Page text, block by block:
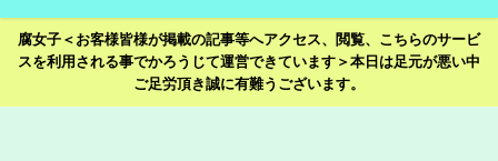
腐女子＜お客様皆様が掲載の記事等へアクセス、閲覧、こちらのサービ
スを利用される事でかろうじて運営できています＞本日は足元が悪い中
ご足労頂き誠に有難うございます。